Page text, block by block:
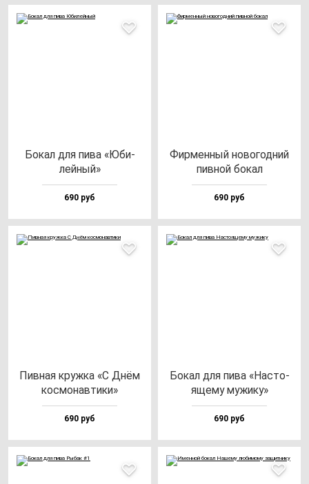
Бокал для пи­ва «Юби­
лей­ный»
690 руб
Фир­мен­ный но­во­год­ний
пив­ной бо­кал
690 руб
Пив­ная круж­ка «С Днём
кос­мо­нав­ти­ки»
690 руб
Бокал для пи­ва «Нас­то­
яще­му му­жи­ку»
690 руб